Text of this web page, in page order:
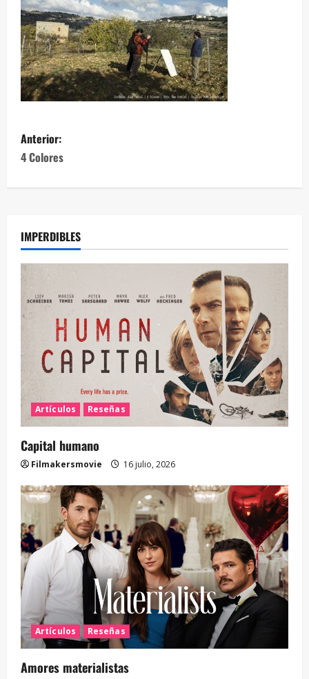
Anterior:
4 Colores
IMPERDIBLES
Artículos Reseñas
Capital humano
Filmakersmovie 16 julio, 2026
Artículos Reseñas
Amores materialistas